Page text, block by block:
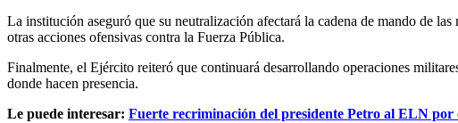
La institución aseguró que su neutralización afectará la cadena de mando de
otras acciones ofensivas contra la Fuerza Pública.
Finalmente, el Ejército reiteró que continuará desarrollando operaciones
donde hacen presencia.
Le puede interesar: Fuerte recriminación del presidente Petro al ELN por